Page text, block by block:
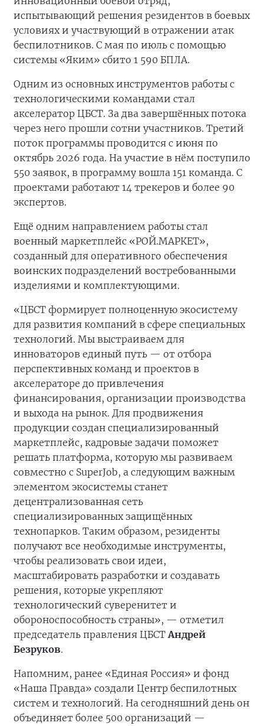
испытывающий решения резидентов в боевых
условиях и участвующий в отражении атак
беспилотников. С мая по июль с помощью
системы «Яким» сбито 1 590 БПЛА.
Одним из основных инструментов работы с
технологическими командами стал
акселератор ЦБСТ. За два завершённых потока
через него прошли сотни участников. Третий
поток программы проводится с июня по
октябрь 2026 года. На участие в нём поступило
550 заявок, в программу вошла 151 команда. С
проектами работают 14 трекеров и более 90
экспертов.
Ещё одним направлением работы стал
военный маркетплейс «РОЙ.МАРКЕТ»,
созданный для оперативного обеспечения
воинских подразделений востребованными
изделиями и комплектующими.
«ЦБСТ формирует полноценную экосистему
для развития компаний в сфере специальных
технологий. Мы выстраиваем для
инноваторов единый путь — от отбора
перспективных команд и проектов в
акселераторе до привлечения
финансирования, организации производства
и выхода на рынок. Для продвижения
продукции создан специализированный
маркетплейс, кадровые задачи поможет
решать платформа, которую мы развиваем
совместно с SuperJob, а следующим важным
элементом экосистемы станет
децентрализованная сеть
специализированных защищённых
технопарков. Таким образом, резиденты
получают все необходимые инструменты,
чтобы реализовать свои идеи,
масштабировать разработки и создавать
решения, которые укрепляют
технологический суверенитет и
обороноспособность страны», — отметил
председатель правления ЦБСТАндрей
Безруков.
Напомним, ранее «Единая Россия» и фонд
«Наша Правда» создали Центр беспилотных
систем и технологий. На сегодняшний день он
объединяет более 500 организаций —